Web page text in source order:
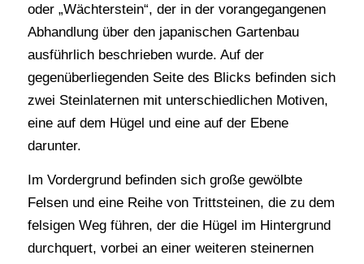
oder „Wächterstein“, der in der vorangegangenen
Abhandlung über den japanischen Gartenbau
ausführlich beschrieben wurde. Auf der
gegenüberliegenden Seite des Blicks befinden sich
zwei Steinlaternen mit unterschiedlichen Motiven,
eine auf dem Hügel und eine auf der Ebene
darunter.
Im Vordergrund befinden sich große gewölbte
Felsen und eine Reihe von Trittsteinen, die zu dem
felsigen Weg führen, der die Hügel im Hintergrund
durchquert, vorbei an einer weiteren steinernen